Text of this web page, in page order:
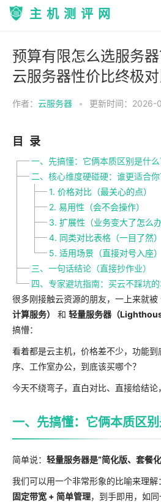
主机测评网
预算有限怎么选服务
云服务器性价比终极
作者： 云服务器 • 更新时间：2026-
目录
一、先搞懂：它俩本质区别是什么
二、核心维度硬碰硬：谁更适合你
1. 价格对比（最关心的点）
2. 易用性（会不会操作）
3. 扩展性（业务变大了怎么办
4. 同类对比表格（一目了然）
5. 适用场景（直接对号入座）
三、一句话结论（直接抄作业）
四、专家避坑指南：买云不踩坑
很多刚接触云资源的朋友，一上来就被
计算服务）
和 轻量服务器（
搞懵：
看着都是云主机，价格差不少，功能
序、工作室办公，到底该买哪个？
今天不绕弯子，直白对比、直接给结论
一、先搞懂：它俩本质区别
简单说： 轻量服务器是“简化版、套餐
我们可以用一个非常形象的比喻来理解：
固定带宽 + 简单管理，到手即用，如